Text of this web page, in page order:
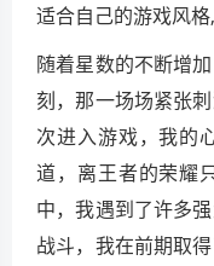
适合自己的游戏风
随着星数的不断增
刻，那一场场紧张
次进入游戏，我的
道，离王者的荣耀
中，我遇到了许多
战斗，我在前期取